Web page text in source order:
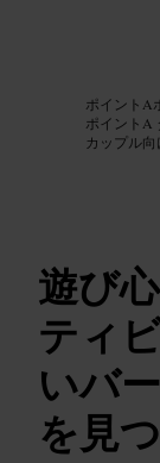
ポイントA
ポイントA
カップル
遊び
ティ
いバ
を見